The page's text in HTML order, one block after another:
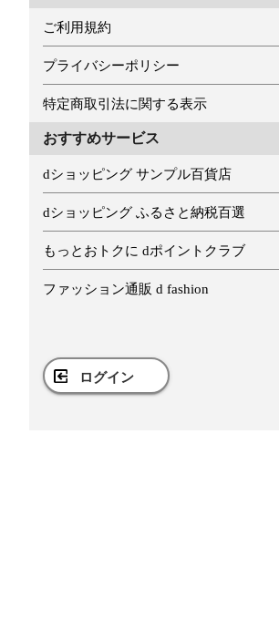
ご利用規約
プライバシーポリシー
特定商取引法に関する表示
おすすめサービス
dショッピング サンプル百貨店
dショッピング ふるさと納税百選
もっとおトクに dポイントクラブ
ファッション通販 d fashion
ログイン